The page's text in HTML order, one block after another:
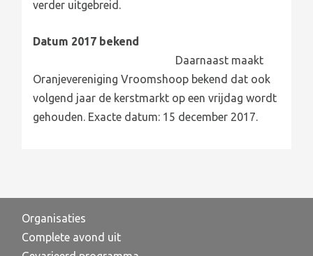
verder uitgebreid.
Datum 2017 bekend
Daarnaast maakt
Oranjevereniging Vroomshoop bekend dat ook
volgend jaar de kerstmarkt op een vrijdag wordt
gehouden. Exacte datum: 15 december 2017.
Organisaties
Complete avond uit